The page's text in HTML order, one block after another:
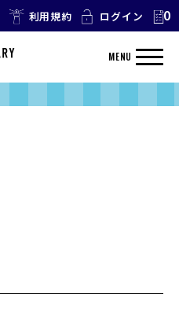
利用規約 ログイン 0
MENU